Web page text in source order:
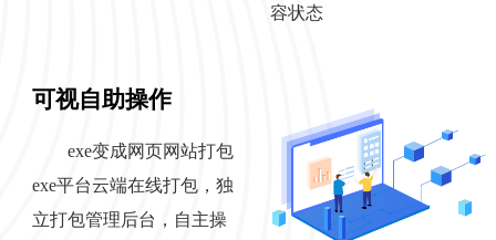
容状态
可视自助操作
exe变成网页网站打包
exe平台云端在线打包，独
立打包管理后台，自主操